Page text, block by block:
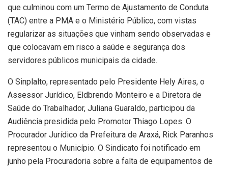
que culminou com um Termo de Ajustamento de Conduta
(TAC) entre a PMA e o Ministério Público, com vistas
regularizar as situações que vinham sendo observadas e
que colocavam em risco a saúde e segurança dos
servidores públicos municipais da cidade.
O Sinplalto, representado pelo Presidente Hely Aires, o
Assessor Jurídico, Eldbrendo Monteiro e a Diretora de
Saúde do Trabalhador, Juliana Guaraldo, participou da
Audiência presidida pelo Promotor Thiago Lopes. O
Procurador Jurídico da Prefeitura de Araxá, Rick Paranhos
representou o Município. O Sindicato foi notificado em
junho pela Procuradoria sobre a falta de equipamentos de